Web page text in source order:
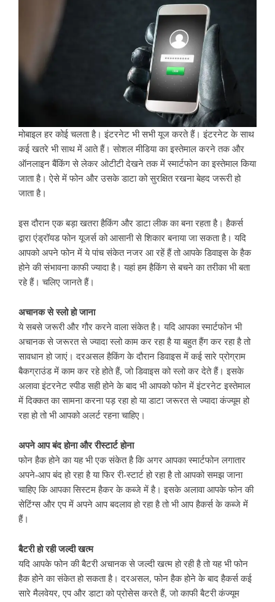
मोबाइल हर कोई चलता है। इंटरनेट भी सभी यूज करते हैं। इंटरनेट के साथ
कई खतरे भी साथ में आते हैं। सोशल मीडिया का इस्तेमाल करने तक और
ऑनलाइन बैंकिंग से लेकर ओटीटी देखने तक में स्मार्टफोन का इस्तेमाल किया
जाता है। ऐसे में फोन और उसके डाटा को सुरक्षित रखना बेहद जरूरी हो
जाता है।
इस दौरान एक बड़ा खतरा हैकिंग और डाटा लीक का बना रहता है। हैकर्स
द्वारा एंड्रॉयड फोन यूजर्स को आसानी से शिकार बनाया जा सकता है। यदि
आपको अपने फोन में ये पांच संकेत नजर आ रहें हैं तो आपके डिवाइस के हैक
होने की संभावना काफी ज्यादा है। यहां हम हैकिंग से बचने का तरीका भी बता
रहे हैं। चलिए जानते हैं।
अचानक से स्लो हो जाना
ये सबसे जरूरी और गौर करने वाला संकेत है। यदि आपका स्मार्टफोन भी
अचानक से जरूरत से ज्यादा स्लो काम कर रहा है या बहुत हैंग कर रहा है तो
सावधान हो जाएं। दरअसल हैकिंग के दौरान डिवाइस में कई सारे प्रोग्राम
बैकग्राउंड में काम कर रहे होते हैं, जो डिवाइस को स्लो कर देते हैं। इसके
अलावा इंटरनेट स्पीड सही होने के बाद भी आपको फोन में इंटरनेट इस्तेमाल
में दिक्कत का सामना करना पड़ रहा हो या डाटा जरूरत से ज्यादा कंज्यूम हो
रहा हो तो भी आपको अलर्ट रहना चाहिए।
अपने आप बंद होना और रीस्टार्ट होना
फोन हैक होने का यह भी एक संकेत है कि अगर आपका स्मार्टफोन लगातार
अपने-आप बंद हो रहा है या फिर री-स्टार्ट हो रहा है तो आपको समझ जाना
चाहिए कि आपका सिस्टम हैकर के कब्जे में है। इसके अलावा आपके फोन की
सेटिंग्स और एप में अपने आप बदलाव हो रहा है तो भी आप हैकर्स के कब्जे में
हैं।
बैटरी हो रही जल्दी खत्म
यदि आपके फोन की बैटरी अचानक से जल्दी खत्म हो रही है तो यह भी फोन
हैक होने का संकेत हो सकता है। दरअसल, फोन हैक होने के बाद हैकर्स कई
सारे मैलवेयर, एप और डाटा को प्रोसेस करते हैं, जो काफी बैटरी कंज्यूम